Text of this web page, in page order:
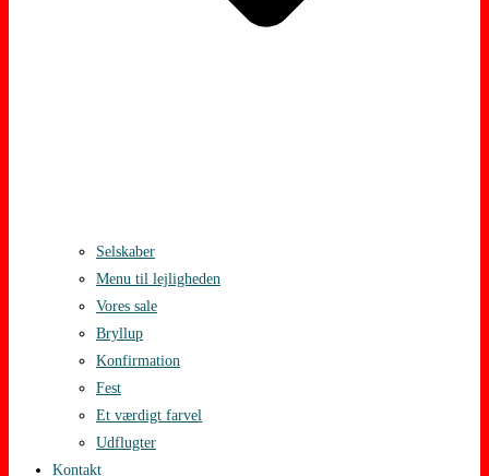
Selskaber
Menu til lejligheden
Vores sale
Bryllup
Konfirmation
Fest
Et værdigt farvel
Udflugter
Kontakt